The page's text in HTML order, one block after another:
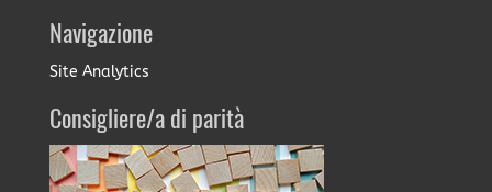
Navigazione
Site Analytics
Consigliere/a di parità